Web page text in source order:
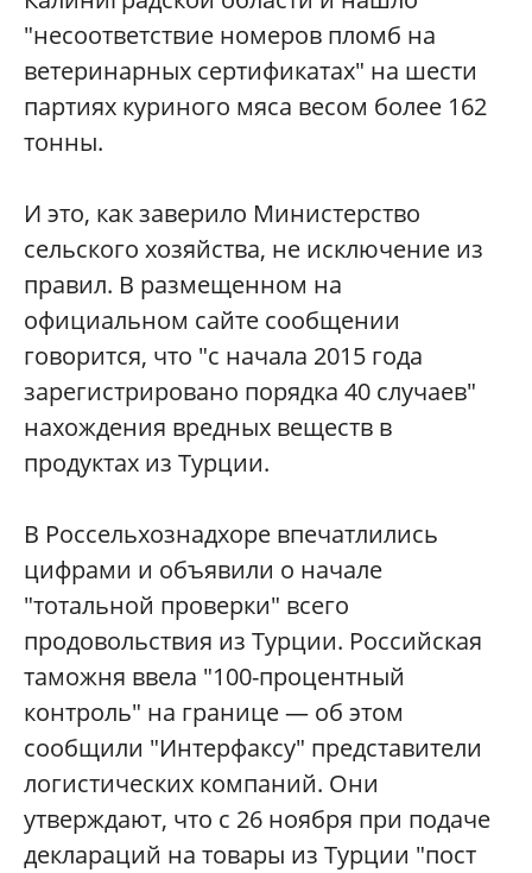
"несоответствие номеров пломб на
ветеринарных сертификатах" на шести
партиях куриного мяса весом более 162
тонны.
И это, как заверило Министерство
сельского хозяйства, не исключение из
правил. В размещенном на
официальном сайте сообщении
говорится, что "с начала 2015 года
зарегистрировано порядка 40 случаев"
нахождения вредных веществ в
продуктах из Турции.
В Россельхознадхоре впечатлились
цифрами и объявили о начале
"тотальной проверки" всего
продовольствия из Турции. Российская
таможня ввела "100-процентный
контроль" на границе — об этом
сообщили "Интерфаксу" представители
логистических компаний. Они
утверждают, что с 26 ноября при подаче
деклараций на товары из Турции "пост